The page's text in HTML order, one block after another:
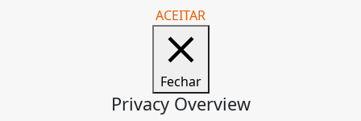
ACEITAR
Fechar
Privacy Overview